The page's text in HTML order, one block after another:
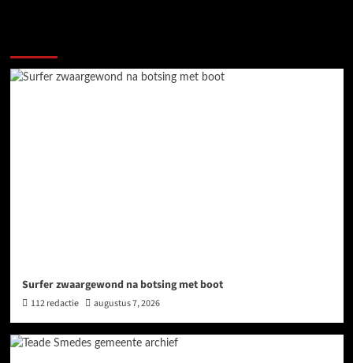
Surfer zwaargewond na botsing met boot
112 redactie augustus 7, 2026